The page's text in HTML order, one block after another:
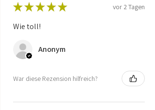
★ ★ ★ ★ ★ vor 2 Tagen
Wie toll!
Anonym
War diese Rezension hilfreich?